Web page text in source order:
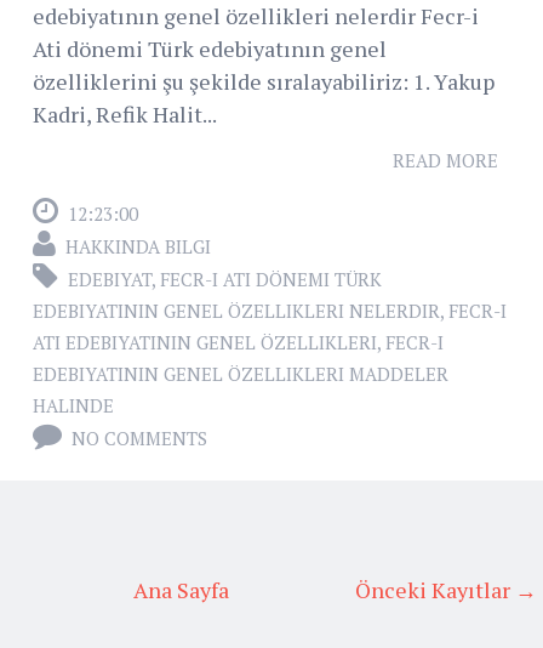
edebiyatının genel özellikleri nelerdir Fecr-i
Ati dönemi Türk edebiyatının genel
özelliklerini şu şekilde sıralayabiliriz: 1. Yakup
Kadri, Refik Halit...
READ MORE
12:23:00
HAKKINDA BILGI
EDEBIYAT, FECR-I ATI DÖNEMI TÜRK
EDEBIYATININ GENEL ÖZELLIKLERI NELERDIR, FECR-I
ATI EDEBIYATININ GENEL ÖZELLIKLERI, FECR-I
EDEBIYATININ GENEL ÖZELLIKLERI MADDELER
HALINDE
NO COMMENTS
Önceki Kayıtlar →
Ana Sayfa